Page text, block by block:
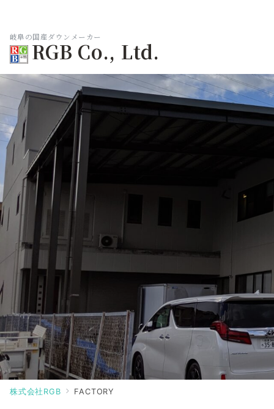
岐阜の国産ダウンメーカー
RGB Co., Ltd.
株式会社RGB FACTORY